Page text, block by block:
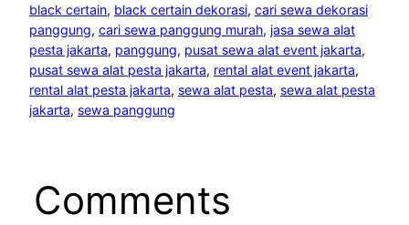
black certain, black certain dekorasi, cari sewa dekorasi
panggung, cari sewa panggung murah, jasa sewa alat
pesta jakarta, panggung, pusat sewa alat event jakarta
pusat sewa alat pesta jakarta, rental alat event jakarta
rental alat pesta jakarta, sewa alat pesta, sewa alat pesta
jakarta, sewa panggung
Comments